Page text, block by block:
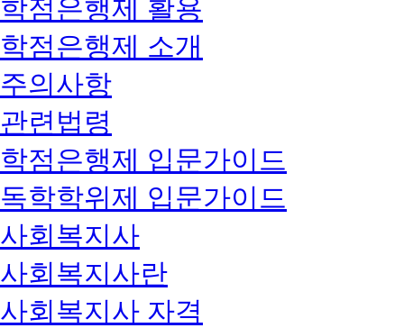
학점은행제 활용
학점은행제 소개
주의사항
관련법령
학점은행제 입문가이드
독학학위제 입문가이드
사회복지사
사회복지사란
사회복지사 자격